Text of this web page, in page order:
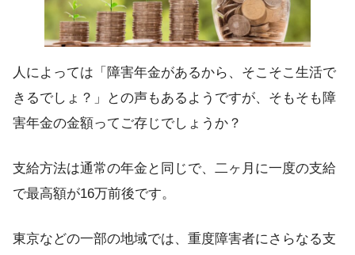
人によっては「障害年金があるから、そこそこ生活で
きるでしょ？」との声もあるようですが、そもそも障
害年金の金額ってご存じでしょうか？
支給方法は通常の年金と同じで、
二ヶ月に一度の支給
で最高額が16万前後です。
東京などの一部の地域では、重度障害者にさらなる支